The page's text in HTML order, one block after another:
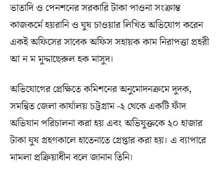
ভাতাদি ও পেনশনের সরকারি টাকা পাওনা সংক্রান্ত
কাজকর্মে হয়রানি ও ঘুষ চাওয়ার লিখিত অভিযোগ করেন
একই অফিসের সাবেক অফিস সহায়ক কাম নিরাপত্তা প্রহরী
আ ন ম মুদ্দাছেরুল হক মাসুদ।
অভিযোগের প্রেক্ষিতে কমিশনের অনুমোদনক্রমে দুদক,
সমন্বিত জেলা কার্যালয় চট্টগ্রাম -২ থেকে একটি ফাঁদ
অভিযান পরিচালনা করা হয় এবং অভিযুক্তকে ২০ হাজার
টাকা ঘুষ গ্রহণকালে হাতেনাতে গ্রেপ্তার করা হয়। এ ব্যাপারে
মামলা প্রক্রিয়াধীন বলে জানান তিনি।